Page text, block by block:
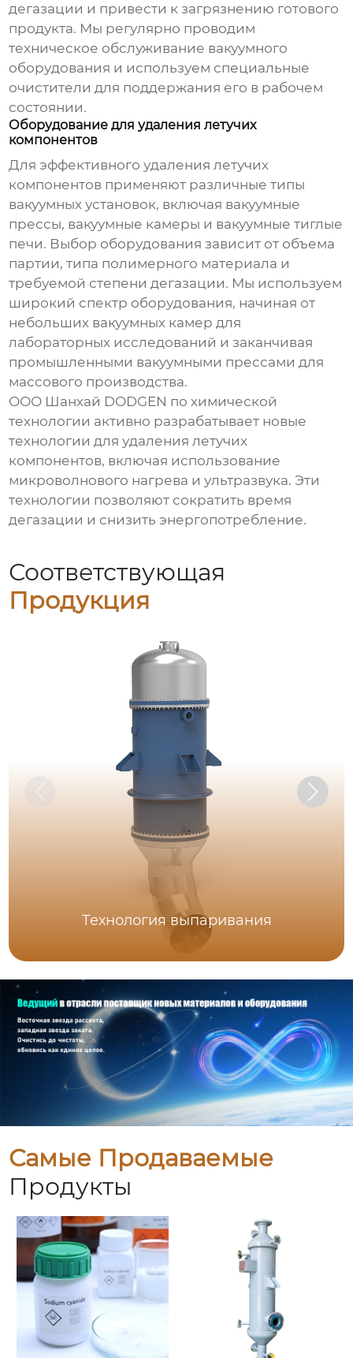
дегазации и привести к загрязнению готового
продукта. Мы регулярно проводим
техническое обслуживание вакуумного
оборудования и используем специальные
очистители для поддержания его в рабочем
состоянии.
Оборудование для удаления летучих
компонентов
Для эффективногоудаления летучих
компонентов применяют различные типы
вакуумных установок, включая вакуумные
прессы, вакуумные камеры и вакуумные тиглые
печи. Выбор оборудования зависит от объема
партии, типа полимерного материала и
требуемой степени дегазации. Мы используем
широкий спектр оборудования, начиная от
небольших вакуумных камер для
лабораторных исследований и заканчивая
промышленными вакуумными прессами для
массового производства.
ООО Шанхай DODGEN по химической
технологии активно разрабатывает новые
технологии дляудаления летучих
компонентов, включая использование
микроволнового нагрева и ультразвука. Эти
технологии позволяют сократить время
дегазации и снизить энергопотребление.
Соответствующая
Продукция
Технология выпаривания
Самые Продаваемые
Продукты